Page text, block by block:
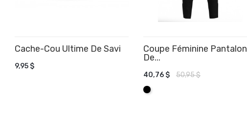
Cache-Cou Ultime De Savi
9,95 $
Coupe Féminine Pantalon
De...
40,76 $
50,95 $
Noir